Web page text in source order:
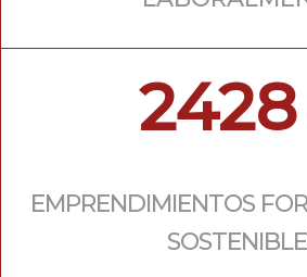
2428
EMPRENDIMIENTOS